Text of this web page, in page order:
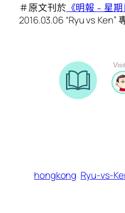
＃原文刊於 《明報﹣星期
2016.03.06 “Ryu vs Ken”
hongkong Ryu-vs-